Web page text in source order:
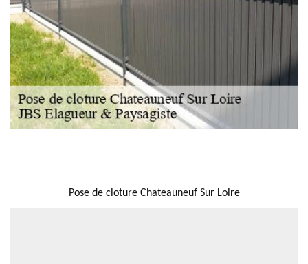
Pose de cloture Chateauneuf Sur Loire